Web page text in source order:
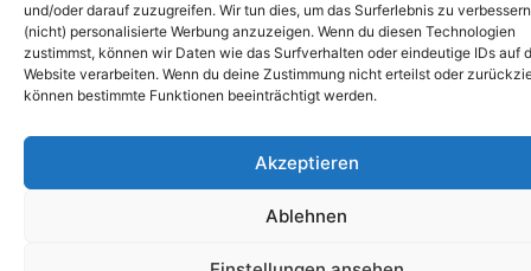
und/oder darauf zuzugreifen. Wir tun dies, um das Surferlebnis zu
(nicht) personalisierte Werbung anzuzeigen. Wenn du diesen Technologien
zustimmst, können wir Daten wie das Surfverhalten oder eindeutige IDs auf
Website verarbeiten. Wenn du deine Zustimmung nicht erteilst oder
können bestimmte Funktionen beeinträchtigt werden.
Akzeptieren
Ablehnen